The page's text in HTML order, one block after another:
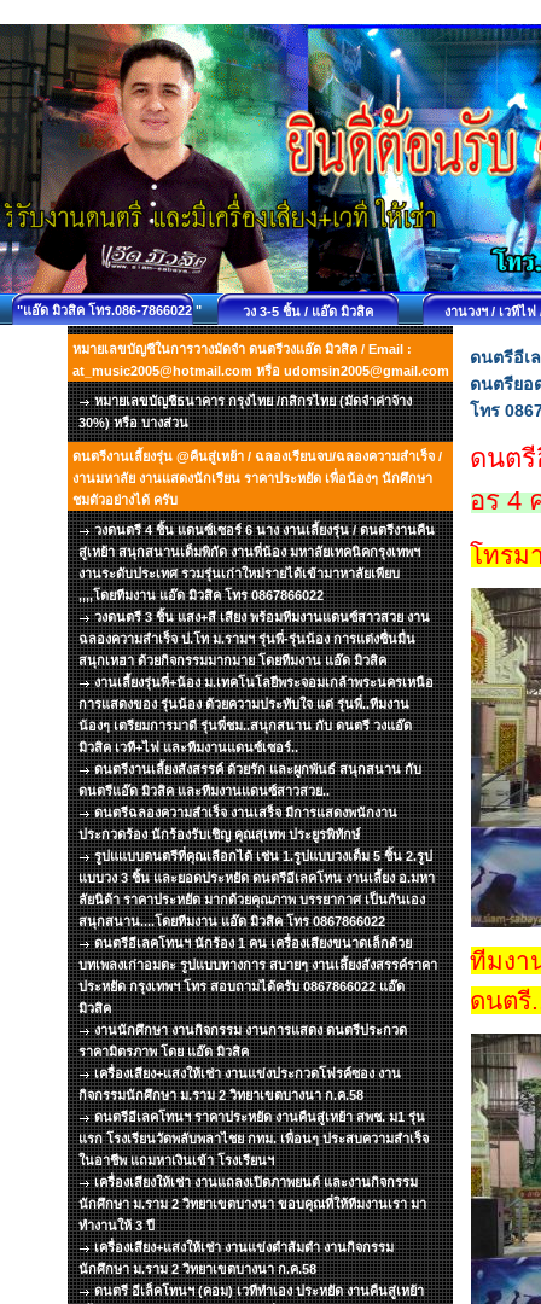
"แอ๊ด มิวสิค โทร.086-7866022 " วง 3-5 ชิ้น / แอ๊ด มิวสิค งานวงฯ / เวทีไ
หมายเลขบัญชีในการวางมัดจำ ดนตรีวงแอ๊ด มิวสิค / Email :
at_music2005@hotmail.com หรือ udomsin2005@gmail.com
หมายเลขบัญชีธนาคาร กรุงไทย /กสิกรไทย (มัดจำค่าจ้าง
30%) หรือ บางส่วน
ดนตรีงานเลี้ยงรุ่น @คืนสู่เหย้า / ฉลองเรียนจบ/ฉลองความสำเร็จ /
งานมหาลัย งานแสดงนักเรียน ราคาประหยัด เพื่อน้องๆ นักศึกษา
ชมตัวอย่างได้ ครับ
วงดนตรี 4 ชิ้น แดนซ์เซอร์ 6 นาง งานเลี้ยงรุ่น / ดนตรีงานคืน
สู่เหย้า สนุกสนานเต็มพิกัด งานพี่น้อง มหาลัยเทคนิคกรุงเทพฯ
งานระดับประเทศ รวมรุ่นเก่าใหม่รายได้เข้ามาหาลัยเพียบ
,,,,โดยทีมงาน แอ๊ด มิวสิค โทร 0867866022
วงดนตรี 3 ชิ้น แสง+สี เสียง พร้อมทีมงานแดนซ์สาวสวย งาน
ฉลองความสำเร็จ ป.โท ม.รามฯ รุ่นพี่-รุ่นน้อง การแต่งชื่นมื่น
สนุกเหฮา ด้วยกิจกรรมมากมาย โดยทีมงาน แอ๊ด มิวสิค
งานเลี้ยงรุ่นพี่+น้อง ม.เทคโนโลยีพระจอมเกล้าพระนครเหนือ
การแสดงของ รุ่นน้อง ด้วยความประทับใจ แด่ รุ่นพี่..ทีมงาน
น้องๆ เตรียมการมาดี รุ่นพี่ชม..สนุกสนาน กับ ดนตรี วงแอ๊ด
มิวสิค เวที+ไฟ และทีมงานแดนซ์เซอร์..
ดนตรีงานเลี้ยงสังสรรค์ ด้วยรัก และผูกพันธ์ สนุกสนาน กับ
ดนตรีแอ๊ด มิวสิค และทีมงานแดนซ์สาวสวย..
ดนตรีฉลองความสำเร็จ งานเสร็จ มีการแสดงพนักงาน
ประกวดร้อง นักร้องรับเชิญ คุณสุเทพ ประยูรพิทักษ์
รูปแแบบดนตรีที่คุณเลือกได้ เช่น 1.รูปแบบวงเต็ม 5 ชิ้น 2.รูป
แบบวง 3 ชิ้น และยอดประหยัด ดนตรีอีเลคโทน งานเลี้ยง อ.มหา
ลัยนิด้า ราคาประหยัด มากด้วยคุณภาพ บรรยากาศ เป็นกันเอง
สนุกสนาน....โดยทีมงาน แอ๊ด มิวสิค โทร 0867866022
ดนตรีอีเลคโทนฯ นักร้อง 1 คน เครื่องเสียงขนาดเล็กด้วย
บทเพลงเก่าอมตะ รูปแบบทางการ สบายๆ งานเลึ้ยงสังสรรค์ราคา
ประหยัด กรุงเทพฯ โทร สอบถามได้ครับ 0867866022 แอ๊ด
มิวสิค
งานนักศึกษา งานกิจกรรม งานการแสดง ดนตรีประกวด
ราคามิตรภาพ โดย แอ๊ด มิวสิค
เครื่องเสียง+แสงให้เช่า งานแข่งประกวดโฟรค์ซอง งาน
กิจกรรมนักศึกษา ม.ราม 2 วิทยาเขตบางนา ก.ค.58
ดนตรีอีเลคโทนฯ ราคาประหยัด งานคืนสู่เหย้า สพช. ม1 รุ่น
แรก โรงเรียนวัดพลับพลาไชย กทม. เพื่อนๆ ประสบความสำเร็จ
ในอาชีพ แถมหาเงินเข้า โรงเรียนฯ
เครื่องเสียงให้เช่า งานแถลงเปิดภาพยนต์ และงานกิจกรรม
นักศึกษา ม.ราม 2 วิทยาเขตบางนา ขอบคุณที่ให้ทีมงานเรา มา
ทำงานให้ 3 ปี
เครื่องเสียง+แสงให้เช่า งานแข่งตำส้มตำ งานกิจกรรม
นักศึกษา ม.ราม 2 วิทยาเขตบางนา ก.ค.58
ดนตรี อีเล็คโทนฯ (คอม) เวทีทำเอง ประหยัด งานคืนสู่เหย้า
ดนตรีอีเ
ดนตรียอ
โทร
ดนต
อร 4
โทรม
ทีมงา
ดนตรี